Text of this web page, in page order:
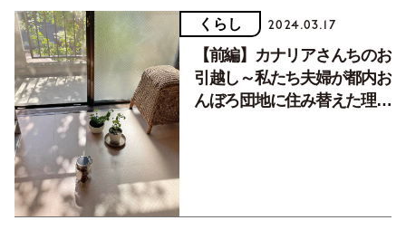
くらし 2024.03.17
【前編】カナリアさんちのお
引越し～私たち夫婦が都内お
んぼろ団地に住み替えた理由